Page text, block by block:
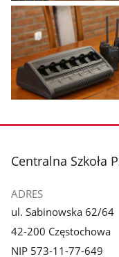
Pokaż
zdjęcie
1
z
galerii.
zdjęcie
galerii.
stopka
Centralna Szkoła
ADRES
ul. Sabinowska 62/64
42-200 Częstochowa
NIP 573-11-77-649